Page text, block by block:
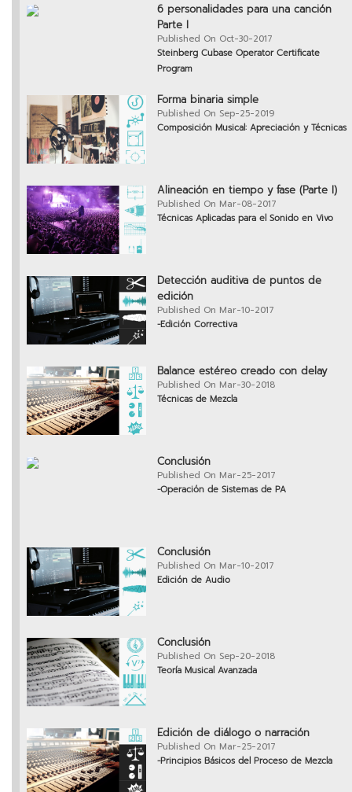
6 personalidades para una canción
Parte I
Published On Oct-30-2017
Steinberg Cubase Operator Certificate
Program
Forma binaria simple
Published On Sep-25-2019
Composición Musical: Apreciación y Técnicas
Alineación en tiempo y fase (Parte I)
Published On Mar-08-2017
Técnicas Aplicadas para el Sonido en Vivo
Detección auditiva de puntos de
edición
Published On Mar-10-2017
-Edición Correctiva
Balance estéreo creado con delay
Published On Mar-30-2018
Técnicas de Mezcla
Conclusión
Published On Mar-25-2017
-Operación de Sistemas de PA
Conclusión
Published On Mar-10-2017
Edición de Audio
Conclusión
Published On Sep-20-2018
Teoría Musical Avanzada
Edición de diálogo o narración
Published On Mar-25-2017
-Principios Básicos del Proceso de Mezcla